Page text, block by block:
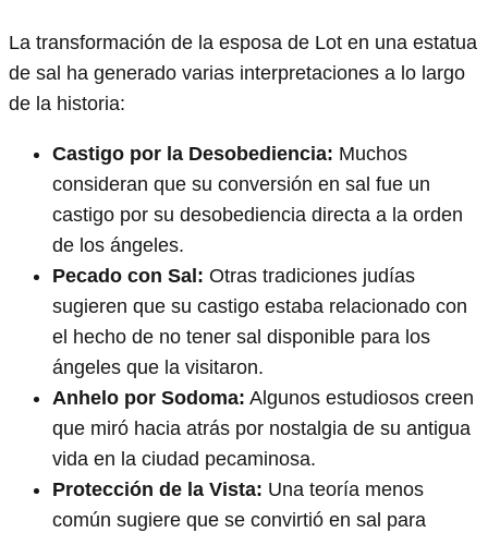
La transformación de la esposa de Lot en una estatua
de sal ha generado varias interpretaciones a lo largo
de la historia:
Castigo por la Desobediencia: Muchos
consideran que su conversión en sal fue un
castigo por su desobediencia directa a la orden
de los ángeles.
Pecado con Sal: Otras tradiciones judías
sugieren que su castigo estaba relacionado con
el hecho de no tener sal disponible para los
ángeles que la visitaron.
Anhelo por Sodoma: Algunos estudiosos creen
que miró hacia atrás por nostalgia de su antigua
vida en la ciudad pecaminosa.
Protección de la Vista: Una teoría menos
común sugiere que se convirtió en sal para